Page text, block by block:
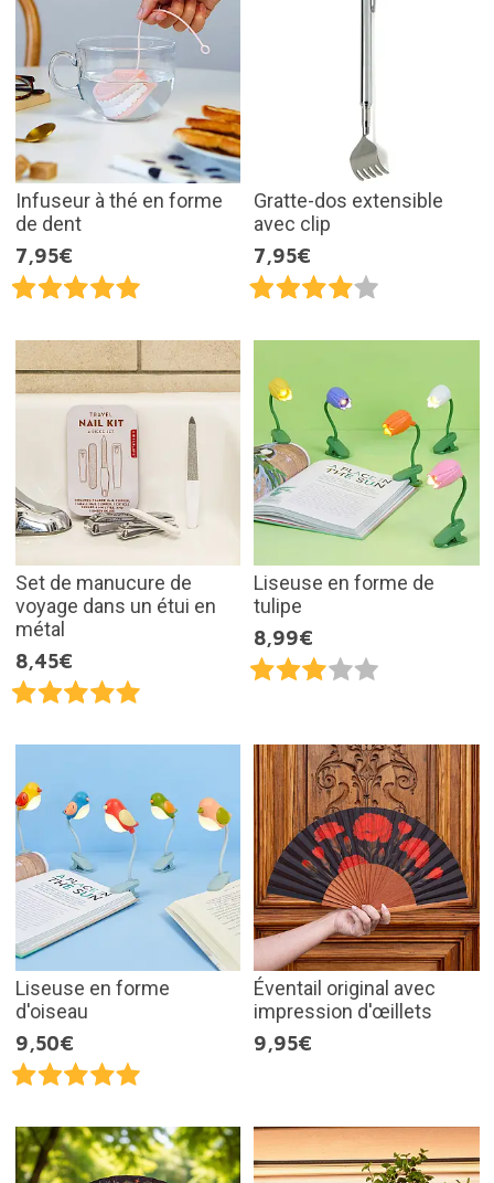
Infuseur à thé en forme
de dent
7,95€
Gratte-dos extensible
avec clip
7,95€
Set de manucure de
voyage dans un étui en
métal
8,45€
Liseuse en forme de
tulipe
8,99€
Liseuse en forme
d'oiseau
9,50€
Éventail original avec
impression d'œillets
9,95€